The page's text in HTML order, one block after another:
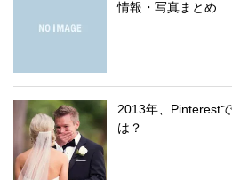
情報・写真まとめ
2013年、Pinterest
は？